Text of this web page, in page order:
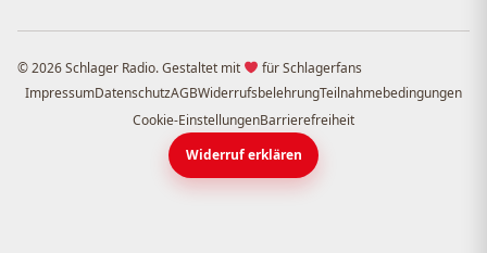
© 2026 Schlager Radio. Gestaltet mit
für Schlagerfans
ImpressumDatenschutzAGBWiderrufsbelehrungTeilnahmebedingungen
Cookie-EinstellungenBarrierefreiheit
Widerruf erklären